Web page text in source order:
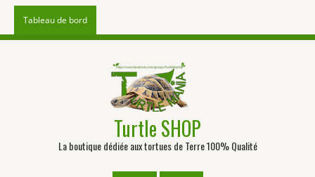
Tableau de bord
Turtle SHOP
La boutique dédiée aux tortues de Terre 100% Qualité